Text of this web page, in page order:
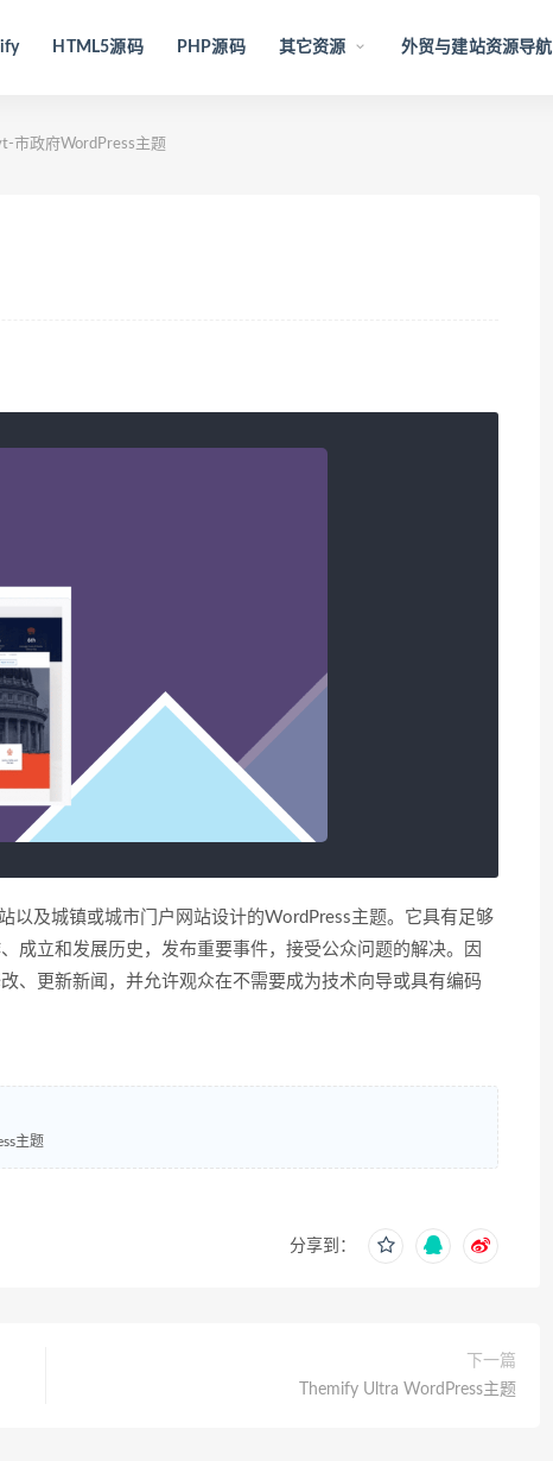
HTML5源码 PHP源码 其它资源 外贸与建站资源导航
市政府WordPress主题
以及城镇或城市门户网站设计的WordPress主题。它具有足够
成立和发展历史，发布重要事件，接受公众问题的解决。因
、更新新闻，并允许观众在不需要成为技术向导或具有编码
主题
分享到：
下一篇
Themify Ultra WordPress主题